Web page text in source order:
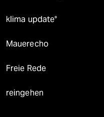
klima update°
Mauerecho
Freie Rede
reingehen